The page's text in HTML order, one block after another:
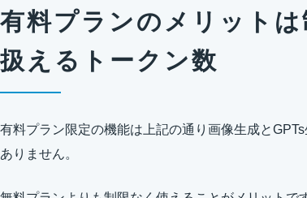
有料プランのメリット
扱えるトークン数
有料プラン限定の機能は上記の通り画像生成と
ありません。